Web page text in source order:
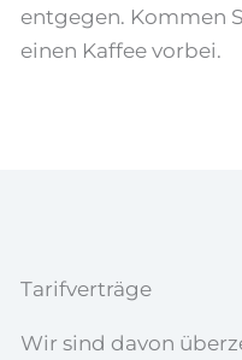
entgegen. Kommen
einen Kaffee vorbei.
Tarifverträge
Wir sind davon